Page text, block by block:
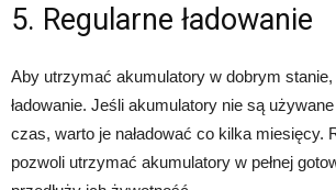
5. Regularne ładowanie
Aby utrzymać akumulatory w dobrym
ładowanie. Jeśli akumulatory nie są
czas, warto je naładować co kilka miesięcy.
pozwoli utrzymać akumulatory w pełnej